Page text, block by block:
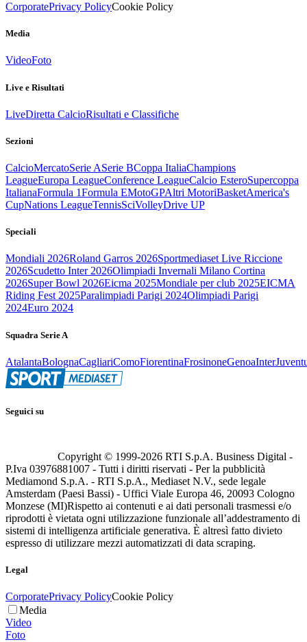
CorporatePrivacy PolicyCookie Policy
Media
VideoFoto
Live e Risultati
LiveDiretta CalcioRisultati e Classifiche
Sezioni
CalcioMercatoSerie ASerie BCoppa ItaliaChampions
LeagueEuropa LeagueConference LeagueCalcio EsteroSupercoppa
ItalianaFormula 1Formula EMotoGPAltri MotoriBasketAmerica's
CupNations LeagueTennisSciVolleyDrive UP
Speciali
Mondiali 2026Roland Garros 2026Sportmediaset Live Riccione
2026Scudetto Inter 2026Olimpiadi Invernali Milano Cortina
2026Super Bowl 2026Eicma 2025Mondiale per club 2025EICMA
Riding Fest 2025Paralimpiadi Parigi 2024Olimpiadi Parigi
2024Euro 2024
Squadra Serie A
AtalantaBolognaCagliariComoFiorentinaFrosinoneGenoaInter
Seguici su
Copyright © 1999-2026 RTI S.p.A. Business Digital -
P.Iva 03976881007 - Tutti i diritti riservati - Per la pubblicità
Mediamond S.p.A. - RTI S.p.A., Mediaset N.V., sede legale
Amsterdam (Paesi Bassi) - Uffici Viale Europa 46, 20093 Cologno
Monzese (MI)Rispetto ai contenuti e ai dati personali trasmessi e/o
riprodotti è vietata ogni utilizzazione funzionale all’addestramento di
sistemi di intelligenza artificiale generativa. È altresì fatto divieto
espresso di utilizzare mezzi automatizzati di data scraping.
Legal
CorporatePrivacy PolicyCookie Policy
Media
Video
Foto